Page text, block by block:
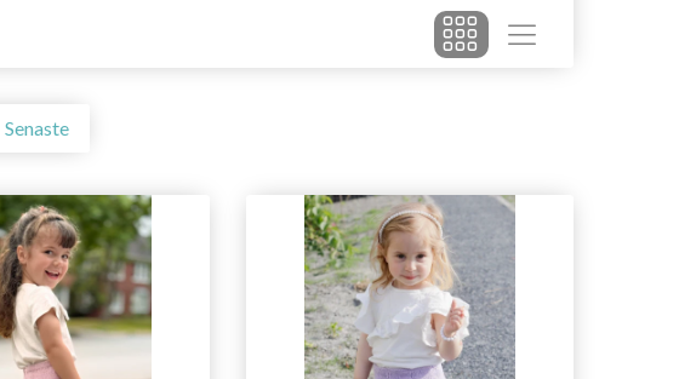
Senaste